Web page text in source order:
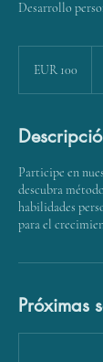
Desarrollo
EUR 100
Participe en
descubra
habilidades
para el
Próximas